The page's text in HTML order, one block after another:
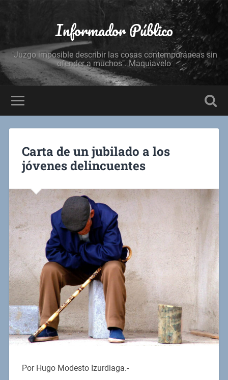
Informador Público
"Juzgo imposible describir las cosas contemporáneas sin
ofender a muchos". Maquiavelo
Carta de un jubilado a los
jóvenes delincuentes
Por Hugo Modesto Izurdiaga.-